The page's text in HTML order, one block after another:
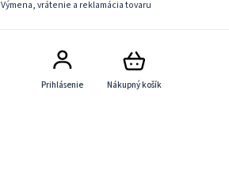
Výmena, vrátenie a reklamácia tovaru
Nákupný košík
Prihlásenie